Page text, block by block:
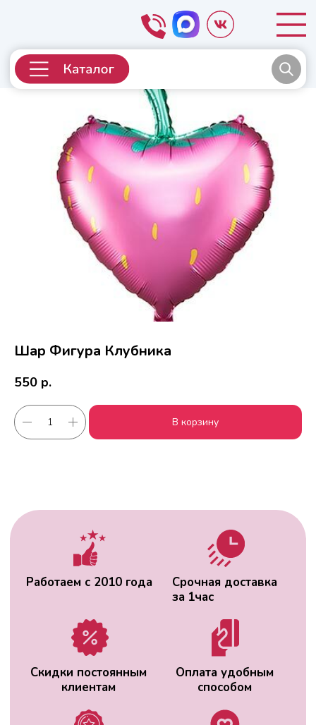
Шар Фигура Клубника
550 р.
В корзину
Работаем с 2010 года
Срочная доставка
Гарантия качества
ВАС МОЖЕТ
ЗАИНТЕРЕСОВАТЬ